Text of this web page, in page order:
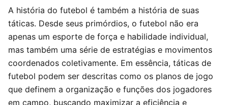
A história do futebol é também a história de suas
táticas. Desde seus primórdios, o futebol não era
apenas um esporte de força e habilidade individual,
mas também uma série de estratégias e movimentos
coordenados coletivamente. Em essência, táticas de
futebol podem ser descritas como os planos de jogo
que definem a organização e funções dos jogadores
em campo, buscando maximizar a eficiência e